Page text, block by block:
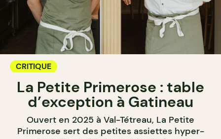
CRITIQUE
La Petite Primerose : table
d’exception à Gatineau
Ouvert en 2025 à Val-Tétreau, La Petite
Primerose sert des petites assiettes hyper-